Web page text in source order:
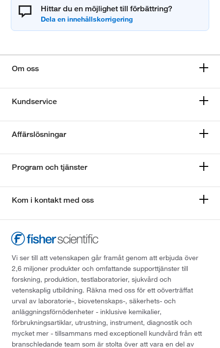
Hittar du en möjlighet till förbättring?
Om oss
Kundservice
Affärslösningar
Program och tjänster
Kom i kontakt med oss
Vi ser till att vetenskapen går framåt genom att erbjuda över
2,6 miljoner produkter och omfattande supporttjänster till
forskning, produktion, testlaboratorier, sjukvård och
vetenskaplig utbildning. Räkna med oss för ett oöverträffat
urval av laboratorie-, biovetenskaps-, säkerhets- och
anläggningsförnödenheter - inklusive kemikalier,
förbrukningsartiklar, utrustning, instrument, diagnostik och
mycket mer - tillsammans med exceptionell kundvård från ett
branschledande team som är stolta över att vara en del av